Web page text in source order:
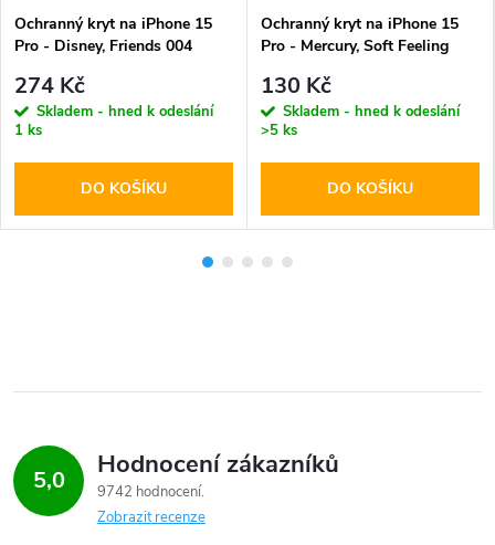
Ochranný kryt na iPhone 15
Pro - Disney, Friends 004
274 Kč
Skladem - hned k odeslání
1 ks
DO KOŠÍKU
Ochranný kryt na iPhone 15
Pro - Mercury, Soft Feeling
130 Kč
Skladem - hned k odeslání
>5 ks
DO KOŠÍKU
5,0 Hodnocení zákazníků
9742 hodnocení
Zobrazit recenze